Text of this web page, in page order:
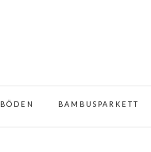
BAMBUSPARKETT